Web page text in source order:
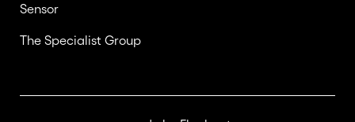
Sensor
The Specialist Group